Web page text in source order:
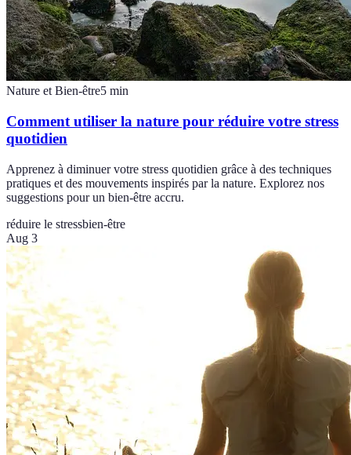
Nature et Bien-être5 min
Comment utiliser la nature pour réduire votre stress
quotidien
Apprenez à diminuer votre stress quotidien grâce à des techniques
pratiques et des mouvements inspirés par la nature. Explorez nos
suggestions pour un bien-être accru.
réduire le stressbien-être
Aug 3